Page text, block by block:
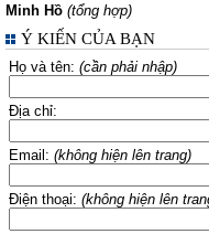
Minh Hồ (tổng hợp)
Ý KIẾN CỦA BẠN
Họ và tên: (cần phải nhập)
Địa chỉ:
Email: (không hiện lên trang)
Điện thoại: (không hiện lên